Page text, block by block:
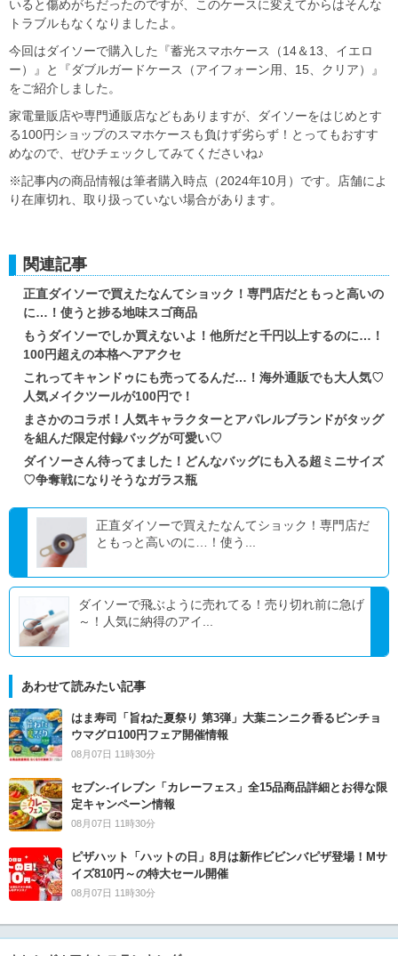
いると傷めがちだったのですが、このケースに変えてからはそんな
トラブルもなくなりましたよ。
今回はダイソーで購入した『蓄光スマホケース（14＆13、イエロ
ー）』と『ダブルガードケース（アイフォーン用、15、クリア）』
をご紹介しました。
家電量販店や専門通販店などもありますが、ダイソーをはじめとす
る100円ショップのスマホケースも負けず劣らず！とってもおすす
めなので、ぜひチェックしてみてくださいね♪
※記事内の商品情報は筆者購入時点（2024年10月）です。店舗によ
り在庫切れ、取り扱っていない場合があります。
関連記事
正直ダイソーで買えたなんてショック！専門店だともっと高いの
に…！使うと捗る地味スゴ商品
もうダイソーでしか買えないよ！他所だと千円以上するのに…！
100円超えの本格ヘアアクセ
これってキャンドゥにも売ってるんだ…！海外通販でも大人気♡
人気メイクツールが100円で！
まさかのコラボ！人気キャラクターとアパレルブランドがタッグ
を組んだ限定付録バッグが可愛い♡
ダイソーさん待ってました！どんなバッグにも入る超ミニサイズ
♡争奪戦になりそうなガラス瓶
正直ダイソーで買えたなんてショック！専門店だ
ともっと高いのに…！使う...
ダイソーで飛ぶように売れてる！売り切れ前に急げ
～！人気に納得のアイ...
あわせて読みたい記事
はま寿司「旨ねた夏祭り 第3弾」大葉ニンニク香るビンチョ
ウマグロ100円フェア開催情報
08月07日 11時30分
セブン‐イレブン「カレーフェス」全15品商品詳細とお得な限
定キャンペーン情報
08月07日 11時30分
ピザハット「ハットの日」8月は新作ビビンバピザ登場！Mサ
イズ810円～の特大セール開催
08月07日 11時30分